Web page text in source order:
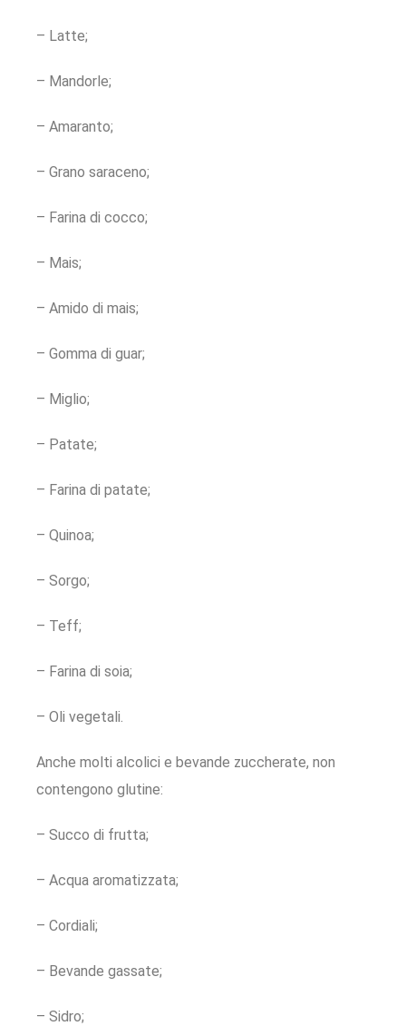
– Latte;
– Mandorle;
– Amaranto;
– Grano saraceno;
– Farina di cocco;
– Mais;
– Amido di mais;
– Gomma di guar;
– Miglio;
– Patate;
– Farina di patate;
– Quinoa;
– Sorgo;
– Teff;
– Farina di soia;
– Oli vegetali.
Anche molti alcolici e bevande zuccherate, non
contengono glutine:
– Succo di frutta;
– Acqua aromatizzata;
– Cordiali;
– Bevande gassate;
– Sidro;